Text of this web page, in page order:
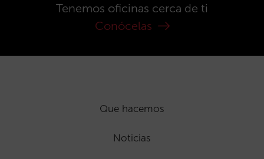
Tenemos oficinas cerca de ti
Conócelas
Que hacemos
Noticias